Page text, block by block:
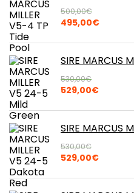
500,00€
Il
originale
era:
500,00€.
495,00€Il
attuale
è:
SIRE MARCUS
530,00€
Il
originale
era:
530,00€.
529,00€Il
attuale
è:
SIRE MARCUS
530,00€
Il
originale
era:
529,00€Il
attuale
è: